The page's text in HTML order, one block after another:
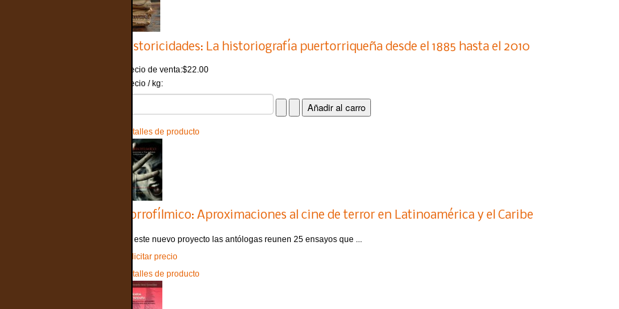
Historicidades: La historiografía puertorriqueña desde el 1885 hasta el 2010
Precio de venta:$22.00
Precio / kg:
Detalles de producto
Horrofílmico: Aproximaciones al cine de terror en Latinoamérica y el Caribe
En este nuevo proyecto las antólogas reunen 25 ensayos que ...
Solicitar precio
Detalles de producto